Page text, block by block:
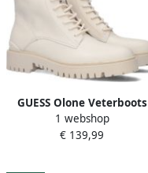
GUESS Olone Veterboots
Laarzen Met Veters Dames
Wit
1 webshop
€ 139,99